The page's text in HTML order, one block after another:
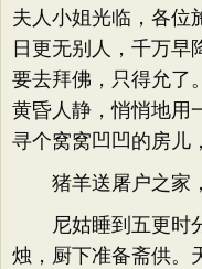
夫人小姐光临，各位
日更无别人，千万早
要去拜佛，只得允了
黄昏人静，悄悄地用
寻个窝窝凹凹的房儿
猪羊送屠户之家，
尼姑睡到五更时分
烛，厨下准备斋供。